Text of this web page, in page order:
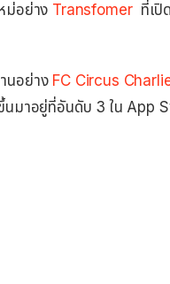
ม่อย่าง Transfomerที่เปิด
นอย่าง FC Circus
นมาอยู่ที่อันดับ 3 ใน App